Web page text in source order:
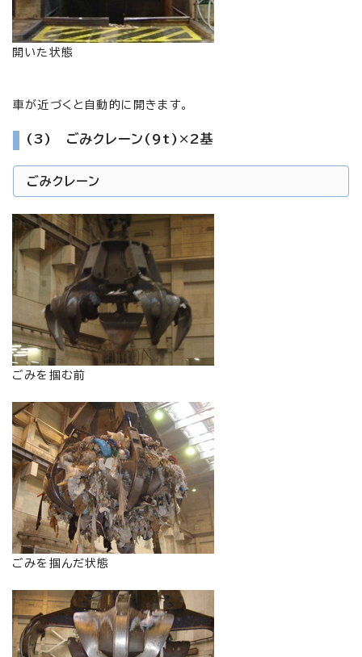
開いた状態
車が近づくと自動的に開きます。
(3) ごみクレーン(9t)×2基
ごみクレーン
ごみを掴む前
ごみを掴んだ状態